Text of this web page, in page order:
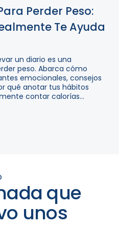
Perder Peso:
Te Ayuda
un diario es una
peso. Abarca cómo
emocionales, consejos
qué anotar tus hábitos
contar calorías...
que
unos